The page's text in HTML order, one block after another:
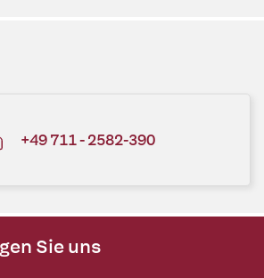
+49 711 - 2582-390
Sie uns